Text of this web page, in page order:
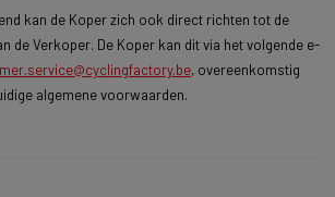
kan de Koper zich ook direct richten tot de
de Verkoper. De Koper kan dit via het volgende e-
, overeenkomstig
algemene voorwaarden.